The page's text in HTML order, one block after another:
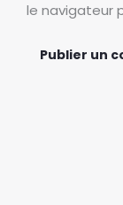
le navigateur